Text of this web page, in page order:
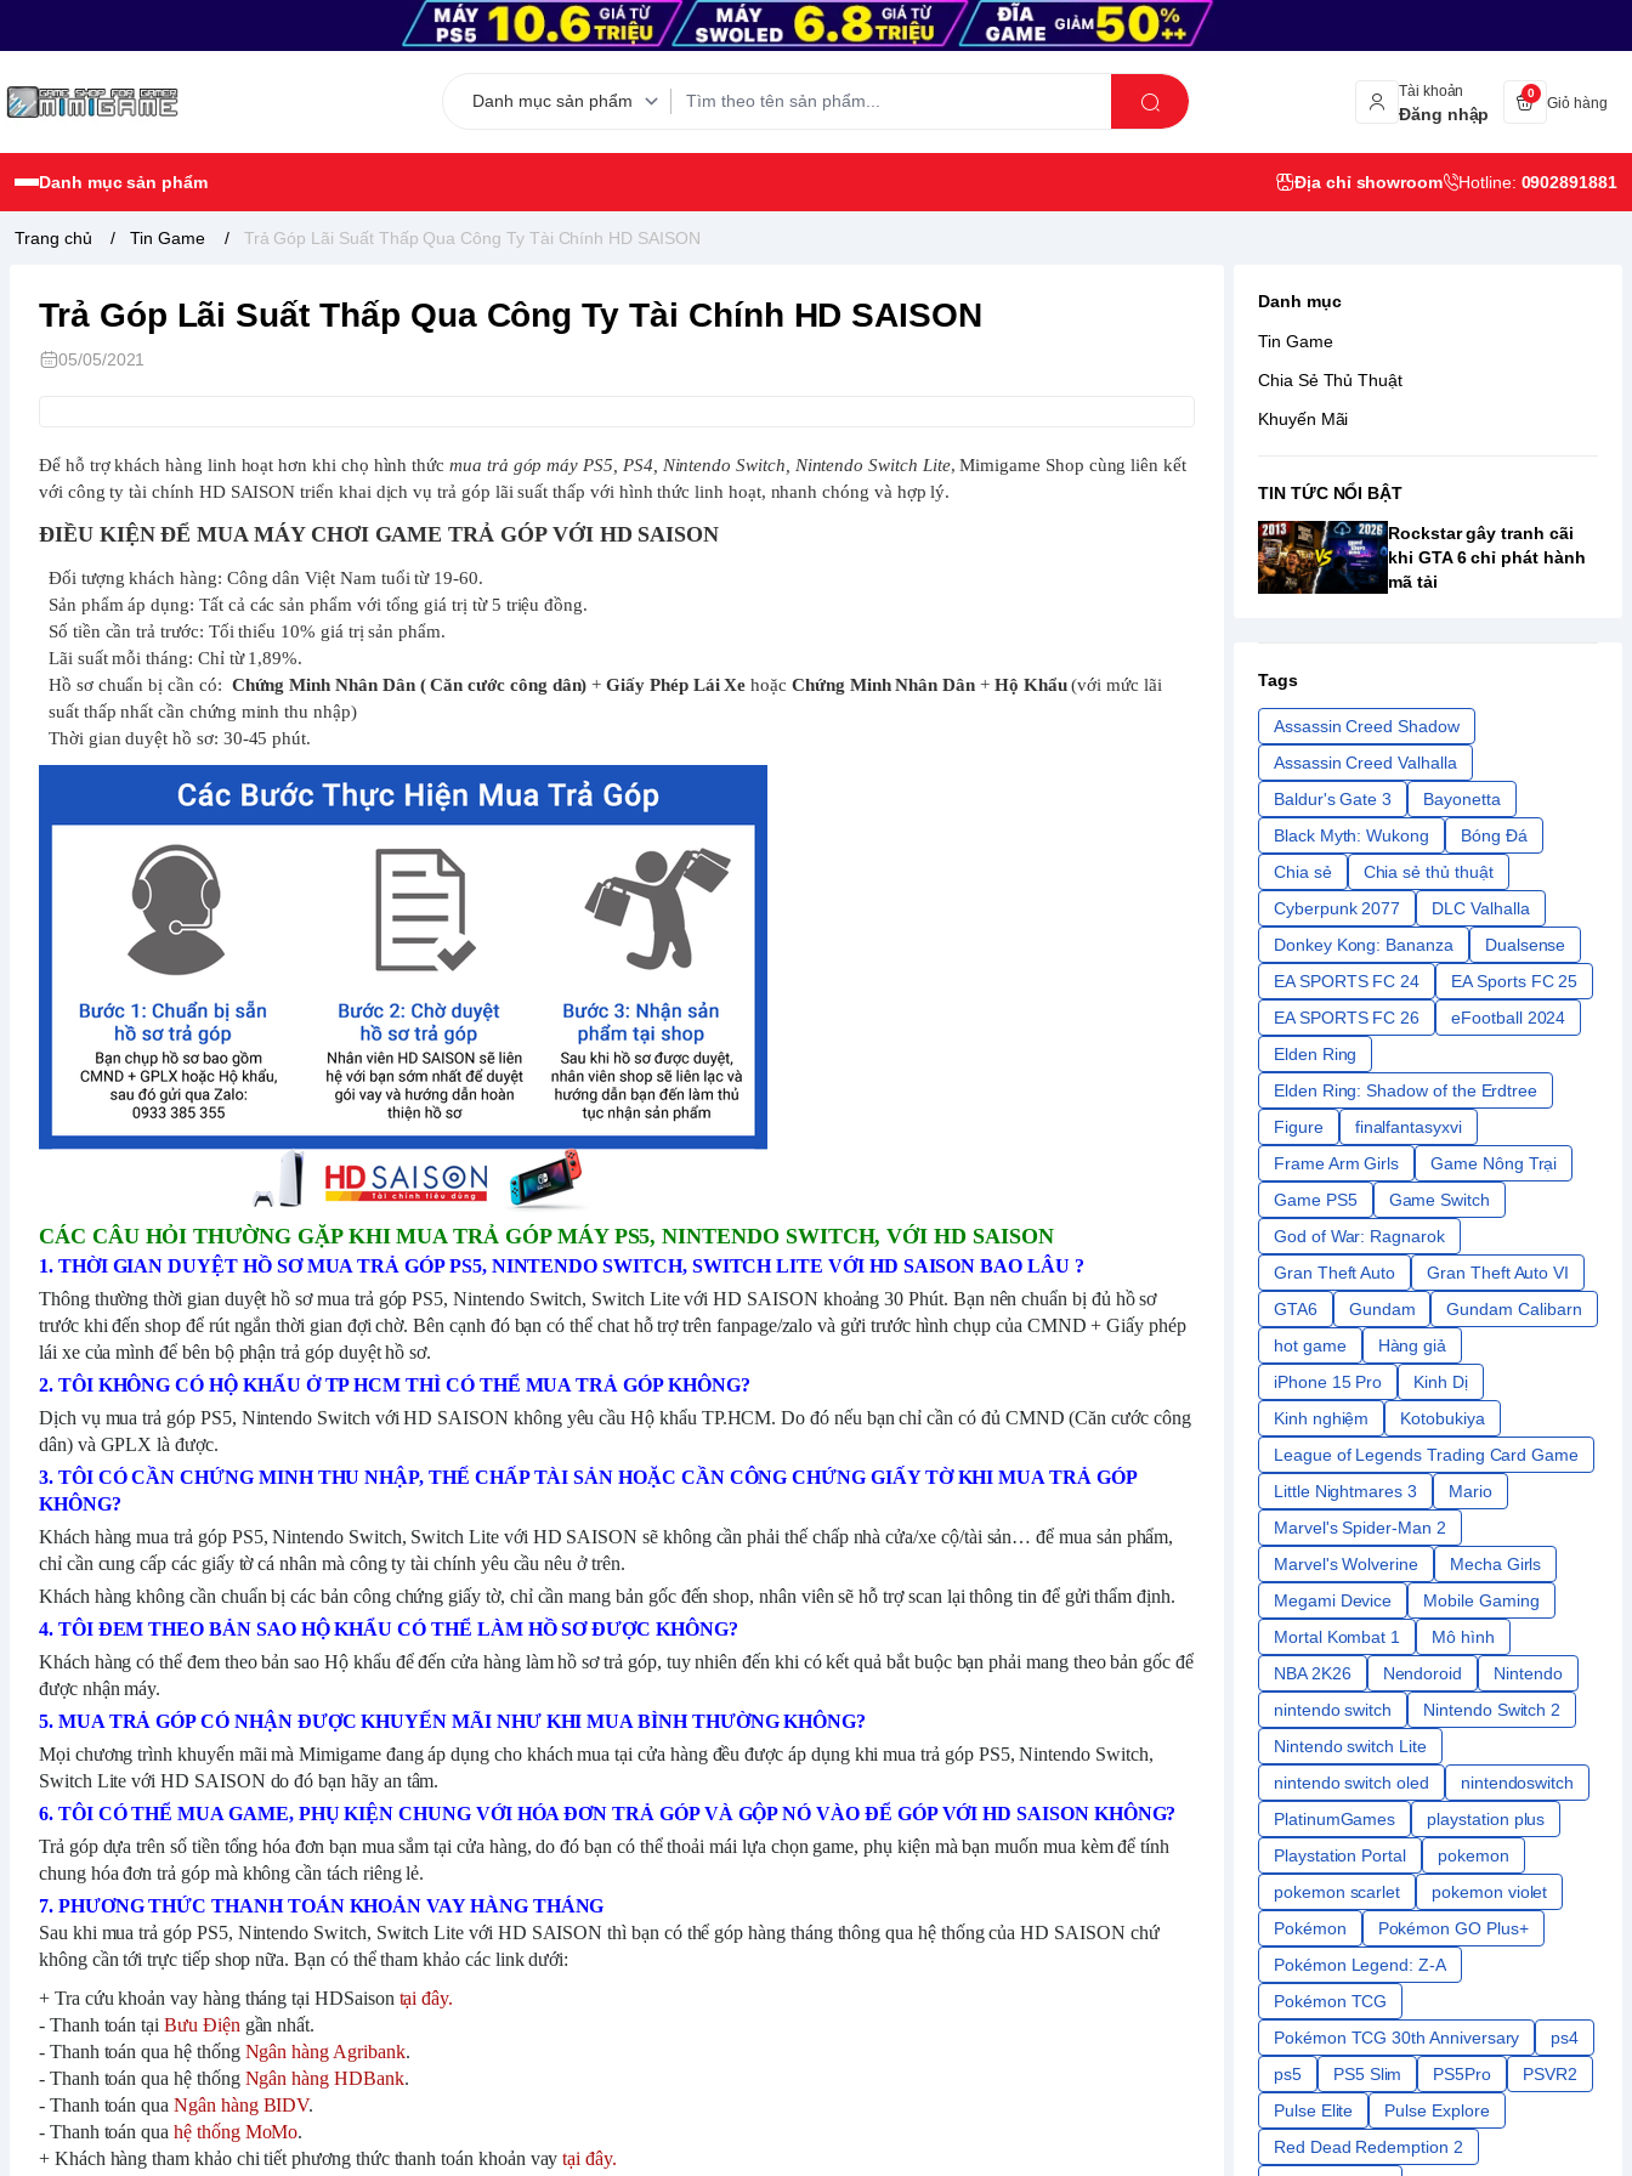
Tài khoản
Đăng nhập
0
Giỏ hàng
Danh mục sản phẩm Địa chỉ showroom Hotline: 0902891881
Trang chủ / Tin Game / Trả Góp Lãi Suất Thấp Qua Công Ty Tài Chính HD SAISON
Trả Góp Lãi Suất Thấp Qua Công Ty Tài Chính HD SAISON
05/05/2021
Để hỗ trợ khách hàng linh hoạt hơn khi chọ hình thức mua trả góp máy PS5, PS4, Nintendo Switch, Nintendo Switch Lite, Mimigame Shop cùng liên kết
với công ty tài chính HD SAISON triển khai dịch vụ trả góp lãi suất thấp với hình thức linh hoạt, nhanh chóng và hợp lý.
ĐIỀU KIỆN ĐỂ MUA MÁY CHƠI GAME TRẢ GÓP VỚI HD SAISON
Đối tượng khách hàng: Công dân Việt Nam tuổi từ 19-60.
Sản phẩm áp dụng: Tất cả các sản phẩm với tổng giá trị từ 5 triệu đồng.
Số tiền cần trả trước: Tối thiểu 10% giá trị sản phẩm.
Lãi suất mỗi tháng: Chỉ từ 1,89%.
Hồ sơ chuẩn bị cần có: Chứng Minh Nhân Dân ( Căn cước công dân) +Giấy Phép Lái Xe hoặc Chứng Minh Nhân Dân +Hộ Khẩu(với mức lãi
suất thấp nhất cần chứng minh thu nhập)
Thời gian duyệt hồ sơ: 30-45 phút.
CÁC CÂU HỎI THƯỜNG GẶP KHI MUA TRẢ GÓP MÁY PS5, NINTENDO SWITCH, VỚI HD SAISON
1. THỜI GIAN DUYỆT HỒ SƠ MUA TRẢ GÓP PS5, NINTENDO SWITCH, SWITCH LITE VỚI HD SAISON BAO LÂU ?
Thông thường thời gian duyệt hồ sơ mua trả góp PS5, Nintendo Switch, Switch Lite với HD SAISON khoảng 30 Phút. Bạn nên chuẩn bị đủ hồ sơ
trước khi đến shop để rút ngắn thời gian đợi chờ. Bên cạnh đó bạn có thể chat hỗ trợ trên fanpage/zalo và gửi trước hình chụp của CMND + Giấy phép
lái xe của mình để bên bộ phận trả góp duyệt hồ sơ.
2. TÔI KHÔNG CÓ HỘ KHẨU Ở TP HCM THÌ CÓ THỂ MUA TRẢ GÓP KHÔNG?
Dịch vụ mua trả góp PS5, Nintendo Switch với HD SAISON không yêu cầu Hộ khẩu TP.HCM. Do đó nếu bạn chỉ cần có đủ CMND (Căn cước công
dân) và GPLX là được.
3. TÔI CÓ CẦN CHỨNG MINH THU NHẬP, THẾ CHẤP TÀI SẢN HOẶC CẦN CÔNG CHỨNG GIẤY TỜ KHI MUA TRẢ GÓP
KHÔNG?
Khách hàng mua trả góp PS5, Nintendo Switch, Switch Lite với HD SAISON sẽ không cần phải thế chấp nhà cửa/xe cộ/tài sản… để mua sản phẩm,
chỉ cần cung cấp các giấy tờ cá nhân mà công ty tài chính yêu cầu nêu ở trên.
Khách hàng không cần chuẩn bị các bản công chứng giấy tờ, chỉ cần mang bản gốc đến shop, nhân viên sẽ hỗ trợ scan lại thông tin để gửi thẩm định.
4. TÔI ĐEM THEO BẢN SAO HỘ KHẨU CÓ THỂ LÀM HỒ SƠ ĐƯỢC KHÔNG?
Khách hàng có thể đem theo bản sao Hộ khẩu để đến cửa hàng làm hồ sơ trả góp, tuy nhiên đến khi có kết quả bắt buộc bạn phải mang theo bản gốc để
được nhận máy.
5. MUA TRẢ GÓP CÓ NHẬN ĐƯỢC KHUYẾN MÃI NHƯ KHI MUA BÌNH THƯỜNG KHÔNG?
Mọi chương trình khuyến mãi mà Mimigame đang áp dụng cho khách mua tại cửa hàng đều được áp dụng khi mua trả góp PS5, Nintendo Switch,
Switch Lite với HD SAISON do đó bạn hãy an tâm.
6. TÔI CÓ THỂ MUA GAME, PHỤ KIỆN CHUNG VỚI HÓA ĐƠN TRẢ GÓP VÀ GỘP NÓ VÀO ĐỂ GÓP VỚI HD SAISON KHÔNG?
Trả góp dựa trên số tiền tổng hóa đơn bạn mua sắm tại cửa hàng, do đó bạn có thể thoải mái lựa chọn game, phụ kiện mà bạn muốn mua kèm để tính
chung hóa đơn trả góp mà không cần tách riêng lẻ.
7. PHƯƠNG THỨC THANH TOÁN KHOẢN VAY HÀNG THÁNG
Sau khi mua trả góp PS5, Nintendo Switch, Switch Lite với HD SAISON thì bạn có thể góp hàng tháng thông qua hệ thống của HD SAISON chứ
không cần tới trực tiếp shop nữa. Bạn có thể tham khảo các link dưới:
+ Tra cứu khoản vay hàng tháng tại HDSaison tại đây.
- Thanh toán tạiBưu Điện gần nhất.
- Thanh toán qua hệ thống Ngân hàng Agribank.
- Thanh toán qua hệ thống Ngân hàng HDBank.
- Thanh toán quaNgân hàng BIDV.
- Thanh toán quahệ thống MoMo.
+ Khách hàng tham khảo chi tiết phương thức thanh toán khoản vaytại đây.
Danh mục
Tin Game
Chia Sẻ Thủ Thuật
Khuyến Mãi
TIN TỨC NỔI BẬT
Rockstar gây tranh cãi
khi GTA 6 chỉ phát hành
mã tải
Tags
Assassin Creed Shadow
Assassin Creed Valhalla
Baldur's Gate 3
Bayonetta
Black Myth: Wukong
Bóng Đá
Chia sẻ
Chia sẻ thủ thuật
Cyberpunk 2077
DLC Valhalla
Donkey Kong: Bananza
Dualsense
EA SPORTS FC 24
EA Sports FC 25
EA SPORTS FC 26
eFootball 2024
Elden Ring
Elden Ring: Shadow of the Erdtree
Figure
finalfantasyxvi
Frame Arm Girls
Game Nông Trại
Game PS5
Game Switch
God of War: Ragnarok
Gran Theft Auto
Gran Theft Auto VI
GTA6
Gundam
Gundam Calibarn
hot game
Hàng giả
iPhone 15 Pro
Kinh Dị
Kinh nghiệm
Kotobukiya
League of Legends Trading Card Game
Little Nightmares 3
Mario
Marvel's Spider-Man 2
Marvel's Wolverine
Mecha Girls
Megami Device
Mobile Gaming
Mortal Kombat 1
Mô hình
NBA 2K26
Nendoroid
Nintendo
nintendo switch
Nintendo Switch 2
Nintendo switch Lite
nintendo switch oled
nintendoswitch
PlatinumGames
playstation plus
Playstation Portal
pokemon
pokemon scarlet
pokemon violet
Pokémon
Pokémon GO Plus+
Pokémon Legend: Z-A
Pokémon TCG
Pokémon TCG 30th Anniversary
ps4
ps5
PS5 Slim PS5Pro
PSVR2
Pulse Elite
Pulse Explore
Red Dead Redemption 2